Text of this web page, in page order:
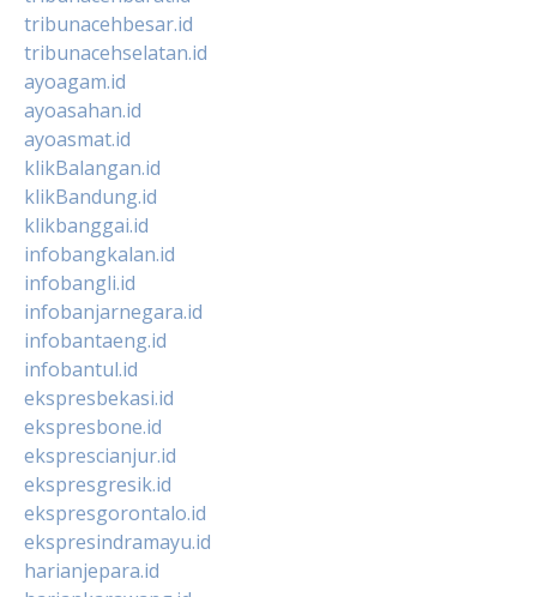
tribunacehbesar.id
tribunacehselatan.id
ayoagam.id
ayoasahan.id
ayoasmat.id
klikBalangan.id
klikBandung.id
klikbanggai.id
infobangkalan.id
infobangli.id
infobanjarnegara.id
infobantaeng.id
infobantul.id
ekspresbekasi.id
ekspresbone.id
eksprescianjur.id
ekspresgresik.id
ekspresgorontalo.id
ekspresindramayu.id
harianjepara.id